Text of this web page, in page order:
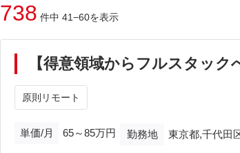
738 件中 41−60を表示
【得意領域からフルスタッ
原則リモート
単価/月 65～85万円 勤務地 東京都,千代田